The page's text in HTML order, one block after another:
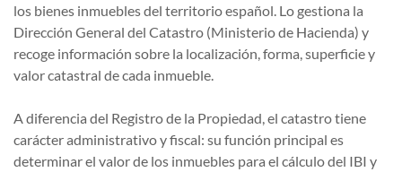
los bienes inmuebles del territorio español. Lo gestiona la
Dirección General del Catastro (Ministerio de Hacienda) y
recoge información sobre la localización, forma, superficie y
valor catastral de cada inmueble.
A diferencia del Registro de la Propiedad, el catastro tiene
carácter administrativo y fiscal: su función principal es
determinar el valor de los inmuebles para el cálculo del IBI y